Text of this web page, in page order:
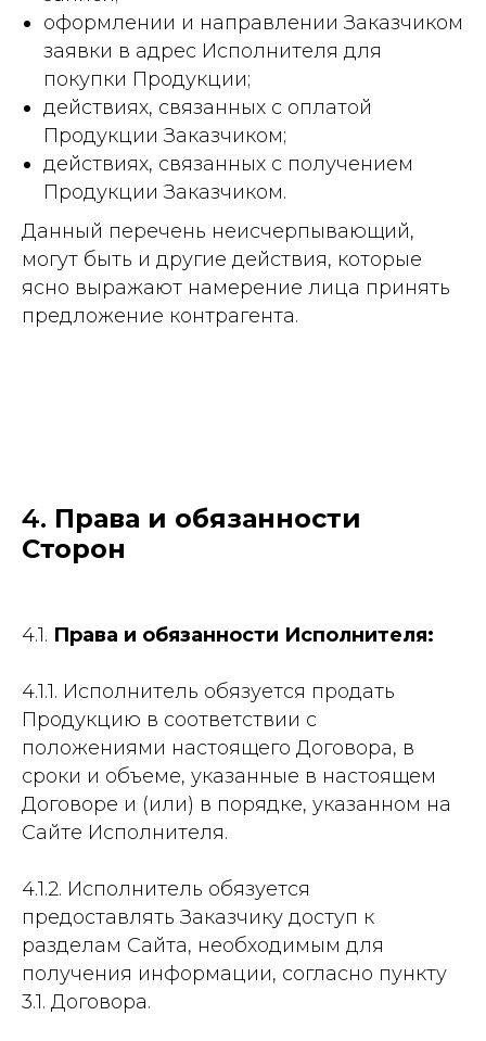
оформлении и направлении Заказчиком
заявки в адрес Исполнителя для
покупки Продукции;
действиях, связанных с оплатой
Продукции Заказчиком;
действиях, связанных с получением
Продукции Заказчиком.
Данный перечень неисчерпывающий,
могут быть и другие действия, которые
ясно выражают намерение лица принять
предложение контрагента.
4. Права и обязанности
Сторон
4.1. Права и обязанности Исполнителя:
4.1.1. Исполнитель обязуется продать
Продукцию в соответствии с
положениями настоящего Договора, в
сроки и объеме, указанные в настоящем
Договоре и (или) в порядке, указанном на
Сайте Исполнителя.
4.1.2. Исполнитель обязуется
предоставлять Заказчику доступ к
разделам Сайта, необходимым для
получения информации, согласно пункту
3.1. Договора.